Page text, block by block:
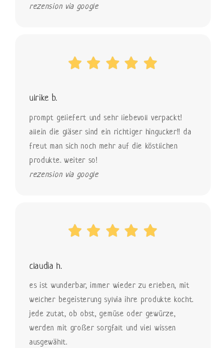
rezension via google
ulrike b.
prompt geliefert und sehr liebevoll verpackt!
allein die gläser sind ein richtiger hingucker!! da
freut man sich noch mehr auf die köstlichen
produkte. weiter so!
rezension via google
claudia h.
es ist wunderbar, immer wieder zu erleben, mit
welcher begeisterung sylvia ihre produkte kocht.
jede zutat, ob obst, gemüse oder gewürze,
werden mit großer sorgfalt und viel wissen
ausgewählt.